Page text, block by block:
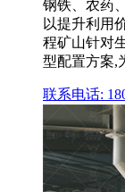
钢铁、农药
以提升利用
程矿山针对
型配置方案,
联系电话: